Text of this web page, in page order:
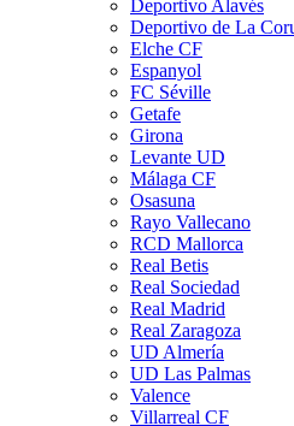
Deportivo Alavés
Deportivo de La
Elche CF
Espanyol
FC Séville
Getafe
Girona
Levante UD
Málaga CF
Osasuna
Rayo Vallecano
RCD Mallorca
Real Betis
Real Sociedad
Real Madrid
Real Zaragoza
UD Almería
UD Las Palmas
Valence
Villarreal CF